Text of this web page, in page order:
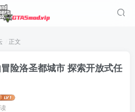
正文
险洛圣都城市 探索开放式任